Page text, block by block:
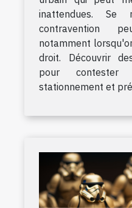
inattendues. Se
contravention
notamment
droit. Découvrir
pour contester
stationnement et